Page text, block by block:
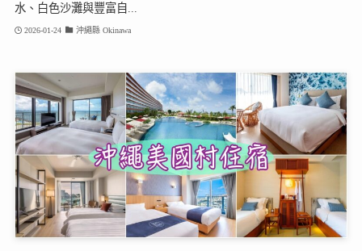
水、白色沙灘與豐富自...
2026-01-24 沖繩縣 Okinawa